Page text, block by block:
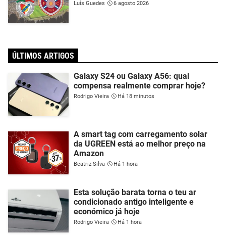
Luís Guedes 6 agosto 2026
ÚLTIMOS ARTIGOS
Galaxy S24 ou Galaxy A56: qual
compensa realmente comprar hoje?
Rodrigo Vieira Há 18 minutos
A smart tag com carregamento solar
da UGREEN está ao melhor preço na
Amazon
Beatriz Silva Há 1 hora
Esta solução barata torna o teu ar
condicionado antigo inteligente e
económico já hoje
Rodrigo Vieira Há 1 hora